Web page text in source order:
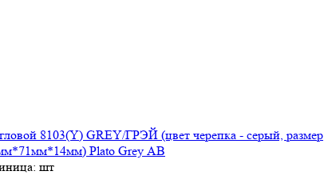
8103(Y) GREY/ГРЭЙ (цвет черепка - серый, размер
Plato Grey АВ
шт